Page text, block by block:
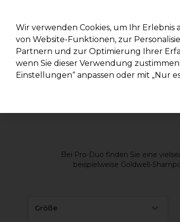
Marken Deals Haare Elektrogeräte
Lieferung und Lieferzeiten
Bei Pro-Duo finden Sie eine
beispielweise Goldwell-
Größe
Wir verwenden Cookies, um Ihr
von Website-Funktionen, zur
Partnern und zur Optimierung Ihrer
wenn Sie dieser Verwendung
Einstellungen“ anpassen oder mit „Nur